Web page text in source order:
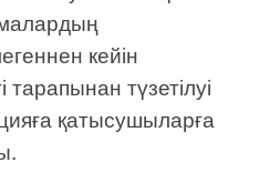
кейін
түзетілуі
қатысушыларға